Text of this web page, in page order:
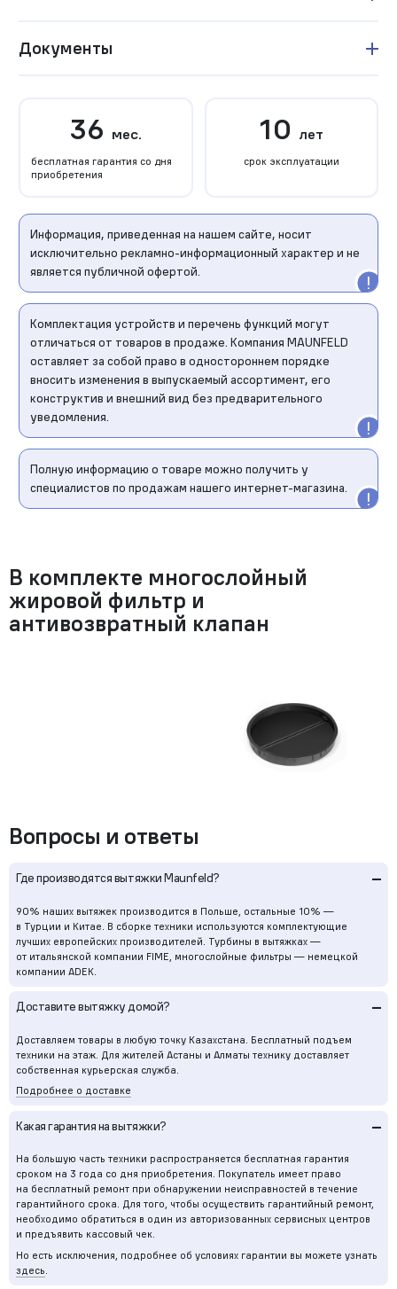
Документы
36 мес.
бесплатная гарантия со дня
приобретения
10 лет
срок эксплуатации
Информация, приведенная на нашем сайте, носит
исключительно рекламно-информационный характер и не
является публичной офертой.
Комплектация устройств и перечень функций могут
отличаться от товаров в продаже. Компания MAUNFELD
оставляет за собой право в одностороннем порядке
вносить изменения в выпускаемый ассортимент, его
конструктив и внешний вид без предварительного
уведомления.
Полную информацию о товаре можно получить у
специалистов по продажам нашего интернет-магазина.
В комплекте многослойный
жировой фильтр и
антивозвратный клапан
Вопросы и ответы
Где производятся вытяжки Maunfeld? –
90% наших вытяжек производится в Польше, остальные 10% —
в Турции и Китае. В сборке техники используются комплектующие
лучших европейских производителей. Турбины в вытяжках —
от итальянской компании FIME, многослойные фильтры — немецкой
компании ADEK.
Доставите вытяжку домой? –
Доставляем товары в любую точку Казахстана. Бесплатный подъем
техники на этаж. Для жителей Астаны и Алматы технику доставляет
собственная курьерская служба.
Подробнее о доставке
Какая гарантия на вытяжки? –
На большую часть техники распространяется бесплатная гарантия
сроком на 3 года со дня приобретения. Покупатель имеет право
на бесплатный ремонт при обнаружении неисправностей в течение
гарантийного срока. Для того, чтобы осуществить гарантийный ремонт,
необходимо обратиться в один из авторизованных сервисных центров
и предъявить кассовый чек.
Но есть исключения, подробнее об условиях гарантии вы можете узнать
здесь.